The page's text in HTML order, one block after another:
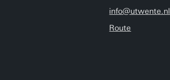
info@utwente.nl
Route